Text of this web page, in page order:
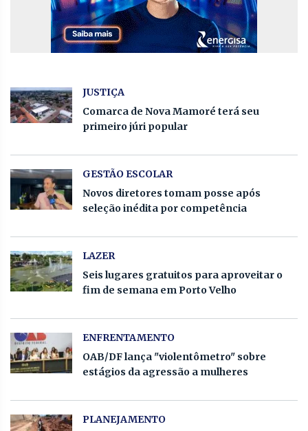
JUSTIÇA
Comarca de Nova Mamoré terá seu
primeiro júri popular
GESTÃO ESCOLAR
Novos diretores tomam posse após
seleção inédita por competência
LAZER
Seis lugares gratuitos para aproveitar o
fim de semana em Porto Velho
ENFRENTAMENTO
OAB/DF lança "violentômetro" sobre
estágios da agressão a mulheres
PLANEJAMENTO